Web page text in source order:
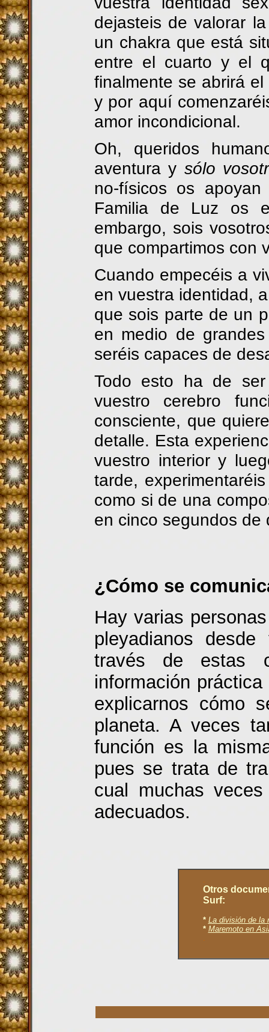
dejasteis de valorar
un chakra que está
entre el cuarto y el
finalmente se abrirá
y por aquí
amor incondicional.
Oh, queridos
aventura y sólo
no-físicos os
Familia de Luz os
embargo, sois
que compartimos con
Cuando empecéis a
en vuestra identidad,
que sois parte de un
en medio de
seréis capaces de
Todo esto ha de
vuestro cerebro
consciente, que
detalle. Esta
vuestro interior y
tarde,
como si de una
en cinco segundos de
¿Cómo se
Hay varias
pleyadianos
través de estas
información
explicarnos cómo
planeta. A veces
función es la
pues se trata de
cual muchas
adecuados.
.
Otros
Surf:
* La división de la
* Maremoto en
.